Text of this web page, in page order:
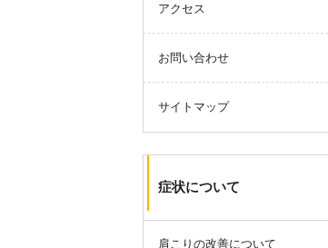
アクセス
お問い合わせ
サイトマップ
症状について
肩こりの改善について